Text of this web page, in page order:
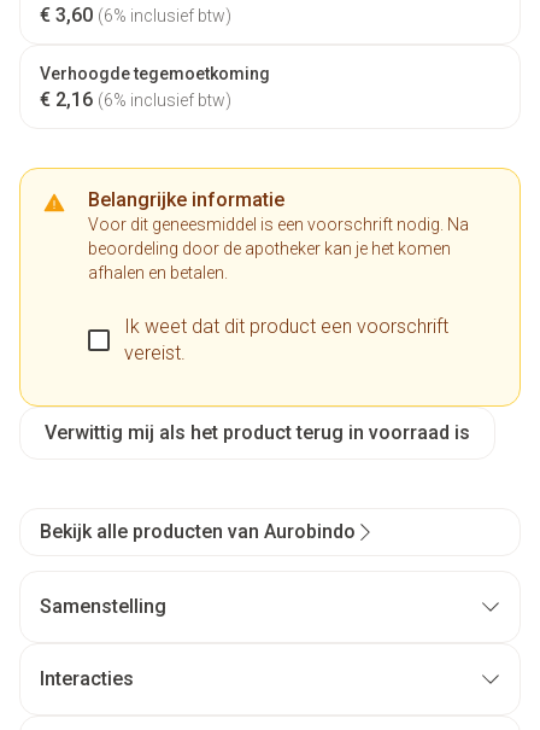
€ 3,60 (6% inclusief btw)
Verhoogde tegemoetkoming
€ 2,16 (6% inclusief btw)
Belangrijke informatie
Voor dit geneesmiddel is een voorschrift nodig. Na
beoordeling door de apotheker kan je het komen
afhalen en betalen.
Ik weet dat dit product een voorschrift
vereist.
Verwittig mij als het product terug in voorraad is
Bekijk alle producten van Aurobindo
Samenstelling
Interacties